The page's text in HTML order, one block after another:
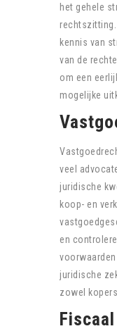
het gehele
kennis van
van de
om een
mogelijke
veel
juridische
koop- en
en
juridische
zowel